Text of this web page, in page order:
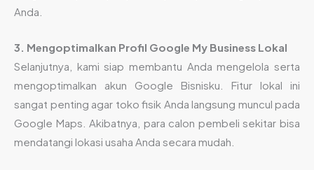
Anda.
3. Mengoptimalkan Profil Google My Business Lokal
Selanjutnya, kami siap membantu Anda mengelola serta
mengoptimalkan akun Google Bisnisku. Fitur lokal ini
sangat penting agar toko fisik Anda langsung muncul pada
Google Maps. Akibatnya, para calon pembeli sekitar bisa
mendatangi lokasi usaha Anda secara mudah.